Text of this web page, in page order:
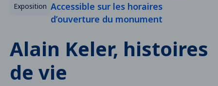
Exposition Accessible sur les horaires
d’ouverture du monument
Alain Keler, histoires
de vie